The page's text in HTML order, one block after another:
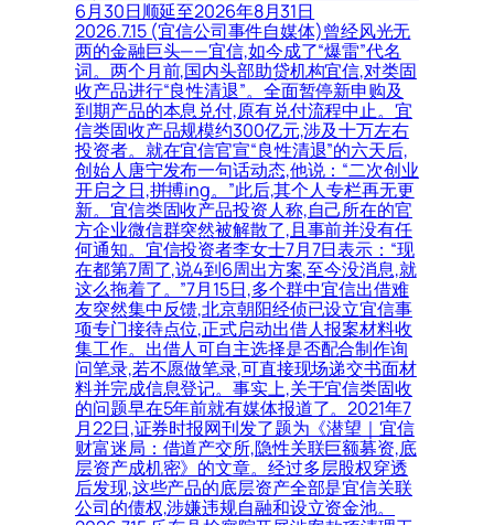
6月30日顺延至2026年8月31日
2026.7.15 (宜信公司事件自媒体)曾经风光无
两的金融巨头——宜信,如今成了“爆雷”代名
词。两个月前,国内头部助贷机构宜信,对类固
收产品进行“良性清退”。全面暂停新申购及
到期产品的本息兑付,原有兑付流程中止。宜
信类固收产品规模约300亿元,涉及十万左右
投资者。就在宜信官宣“良性清退”的六天后,
创始人唐宁发布一句话动态,他说：“二次创业
开启之日,拼搏ing。”此后,其个人专栏再无更
新。宜信类固收产品投资人称,自己所在的官
方企业微信群突然被解散了,且事前并没有任
何通知。宜信投资者李女士7月7日表示：“现
在都第7周了,说4到6周出方案,至今没消息,就
这么拖着了。”7月15日,多个群中宜信出借难
友突然集中反馈,北京朝阳经侦已设立宜信事
项专门接待点位,正式启动出借人报案材料收
集工作。出借人可自主选择是否配合制作询
问笔录,若不愿做笔录,可直接现场递交书面材
料并完成信息登记。事实上,关于宜信类固收
的问题早在5年前就有媒体报道了。2021年7
月22日,证券时报网刊发了题为《潜望｜宜信
财富迷局：借道产交所,隐性关联巨额募资,底
层资产成机密》的文章。经过多层股权穿透
后发现,这些产品的底层资产全部是宜信关联
公司的债权,涉嫌违规自融和设立资金池。